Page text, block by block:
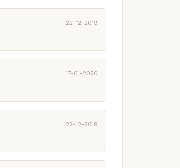
22-12-2019
17-01-2020
22-12-2019